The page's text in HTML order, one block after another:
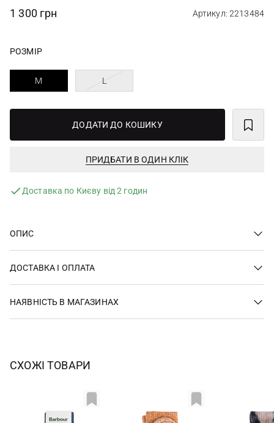
1 300 грн Артикул: 2213484
РОЗМІР
M L
ДОДАТИ ДО КОШИКУ
ПРИДБАТИ В ОДИН КЛІК
Доставка по Києву від 2 годин
ОПИС
ДОСТАВКА І ОПЛАТА
НАЯВНІСТЬ В МАГАЗИНАХ
СХОЖІ ТОВАРИ